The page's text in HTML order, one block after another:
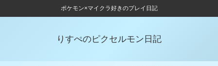
ポケモン×マイクラ好きのプレイ日記
りすぺのピクセルモン日記